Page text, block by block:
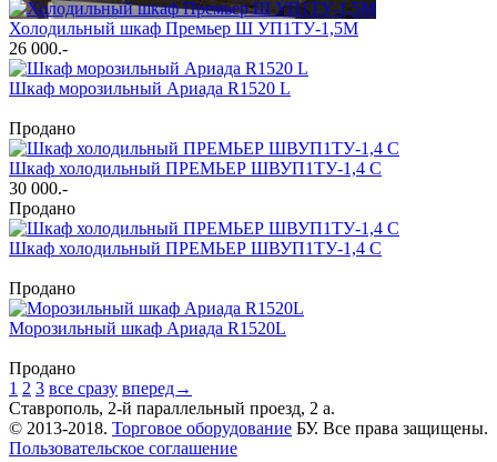
Холодильный шкаф Премьер Ш УП1ТУ-1,5М
26 000.-
Шкаф морозильный Ариада R1520 L
Продано
Шкаф холодильный ПРЕМЬЕР ШВУП1ТУ-1,4 С
30 000.-
Продано
Шкаф холодильный ПРЕМЬЕР ШВУП1ТУ-1,4 С
Продано
Морозильный шкаф Ариада R1520L
Продано
1 2 3 все сразу вперед→
Ставрополь, 2-й параллельный проезд, 2 a.
© 2013-2018. Торговое оборудование БУ. Все права защищены.
Пользовательское соглашение